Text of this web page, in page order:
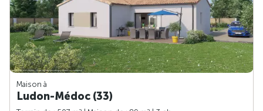
Maison à
Ludon-Médoc (33)